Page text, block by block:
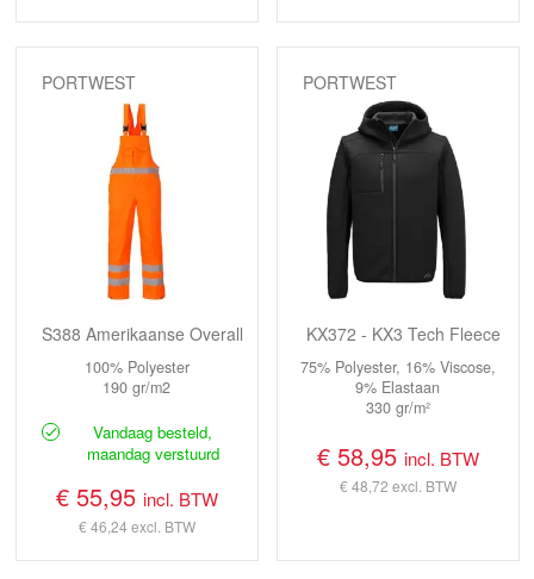
PORTWEST
S388 Amerikaanse Overall
100% Polyester
190 gr/m2
Vandaag besteld,
maandag verstuurd
€ 55,95 incl. BTW
€ 46,24 excl. BTW
PORTWEST
KX372 - KX3 Tech Fleece
75% Polyester, 16% Viscose,
9% Elastaan
330 gr/m²
€ 58,95 incl. BTW
€ 48,72 excl. BTW